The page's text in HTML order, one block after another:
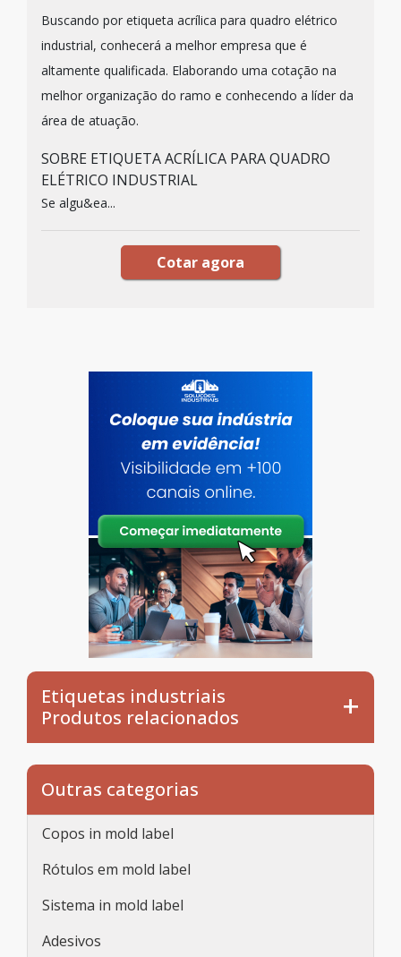
Buscando por etiqueta acrílica para quadro elétrico
industrial, conhecerá a melhor empresa que é
altamente qualificada. Elaborando uma cotação na
melhor organização do ramo e conhecendo a líder da
área de atuação.
SOBRE ETIQUETA ACRÍLICA PARA QUADRO
ELÉTRICO INDUSTRIAL
Se algu&ea...
Cotar agora
Etiquetas industriais
Produtos relacionados
Outras categorias
Copos in mold label
Rótulos em mold label
Sistema in mold label
Adesivos